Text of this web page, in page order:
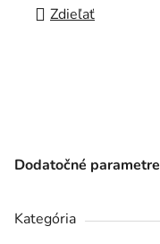
Zdieľať
Dodatočné parametre
Kategória